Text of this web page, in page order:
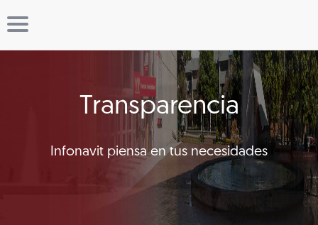
Transparencia
Infonavit piensa en tus necesidades